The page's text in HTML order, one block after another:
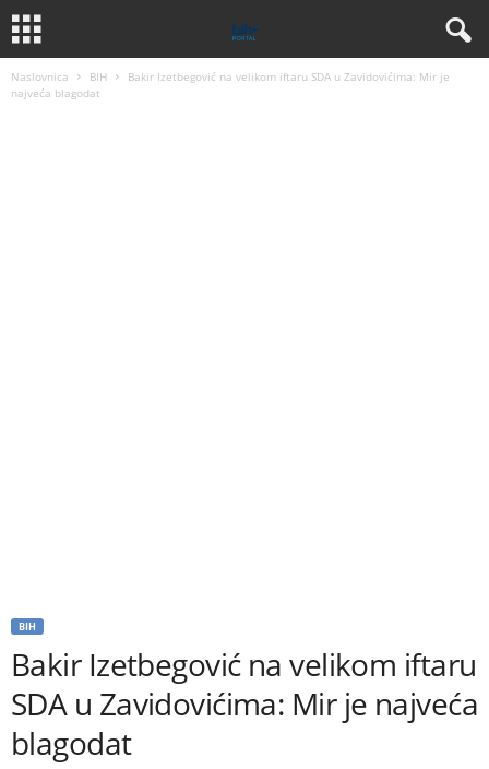
Naslovnica BIH
Bakir Izetbegović na velikom iftaru SDA u Zavidovićima: Mir je
najveća blagodat
BIH
Bakir Izetbegović na velikom iftaru
SDA u Zavidovićima: Mir je najveća
blagodat